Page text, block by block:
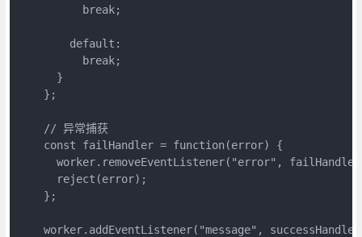
          break;
        default:
          break;
      }
    };
    // 异常捕获
    const failHandler = function(error) {
worker.removeEventListener("error",
      reject(error);
    };
worker.addEventListener("message",